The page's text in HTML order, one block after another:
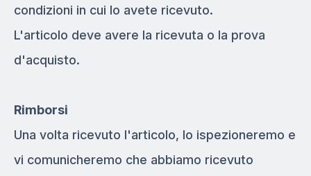
condizioni in cui lo avete ricevuto.
L'articolo deve avere la ricevuta o la prova
d'acquisto.
Rimborsi
Una volta ricevuto l'articolo, lo ispezioneremo e
vi comunicheremo che abbiamo ricevuto